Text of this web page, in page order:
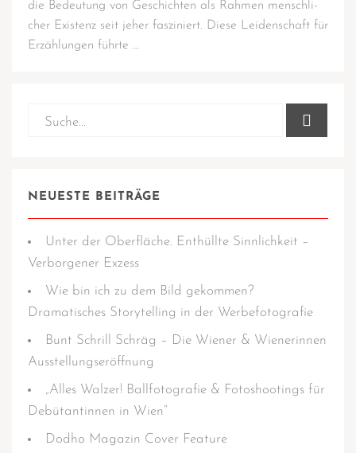
die Bedeu­tung von Geschich­ten als Rah­men mensch­li­
cher Exis­tenz seit jeher fas­zi­niert. Die­se Lei­den­schaft für
Erzäh­lun­gen führte …
NEUESTE BEITRÄGE
Unter der Oberfläche. Enthüllte Sinnlichkeit –
Verborgener Exzess
Wie bin ich zu dem Bild gekommen?
Dramatisches Storytelling in der Werbefotografie
Bunt Schrill Schräg – Die Wiener & Wienerinnen
Ausstellungseröffnung
„Alles Walzer! Ballfotografie & Fotoshootings für
Debütantinnen in Wien“
Dodho Magazin Cover Feature